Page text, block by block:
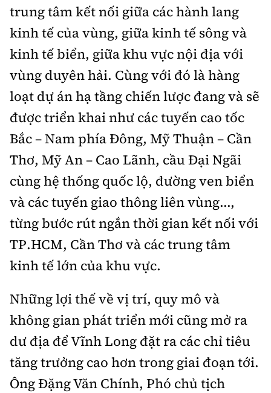
Thông tin tòa
soạn
trung tâm kết nối giữa các hành lang
kinh tế của vùng, giữa kinh tế sông và
kinh tế biển, giữa khu vực nội địa với
vùng duyên hải. Cùng với đó là hàng
loạt dự án hạ tầng chiến lược đang và sẽ
được triển khai như các tuyến cao tốc
Bắc – Nam phía Đông, Mỹ Thuận – Cần
Thơ, Mỹ An – Cao Lãnh, cầu Đại Ngãi
cùng hệ thống quốc lộ, đường ven biển
và các tuyến giao thông liên vùng...,
từng bước rút ngắn thời gian kết nối với
TP.HCM, Cần Thơ và các trung tâm
kinh tế lớn của khu vực.
Những lợi thế về vị trí, quy mô và
không gian phát triển mới cũng mở ra
dư địa để Vĩnh Long đặt ra các chỉ tiêu
tăng trưởng cao hơn trong giai đoạn tới.
Ông Đặng Văn Chính, Phó chủ tịch